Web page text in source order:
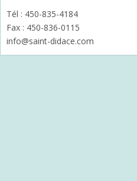
Tél : 450-835-4184
Fax : 450-836-0115
info@saint-didace.com